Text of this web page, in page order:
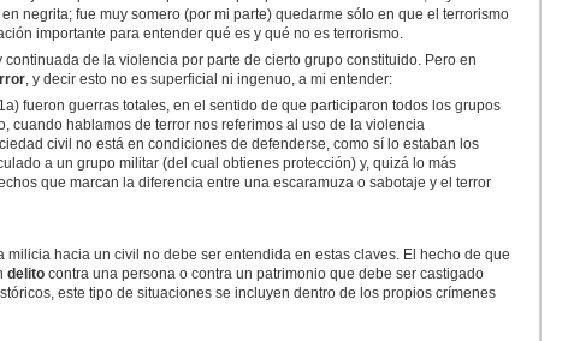
negrita; fue muy somero (por mi parte) quedarme sólo en que el terrorismo
importante para entender qué es y qué no es terrorismo.
de la violencia por parte de cierto grupo constituido. Pero en
, y decir esto no es superficial ni ingenuo, a mi entender:
fueron guerras totales, en el sentido de que participaron todos los grupos
cuando hablamos de terror nos referimos al uso de la violencia
civil no está en condiciones de defenderse, como sí lo estaban los
a un grupo militar (del cual obtienes protección) y, quizá lo más
que marcan la diferencia entre una escaramuza o sabotaje y el terror
hacia un civil no debe ser entendida en estas claves. El hecho de que
delitocontra una persona o contra un patrimonio que debe ser castigado
este tipo de situaciones se incluyen dentro de los propios crímenes